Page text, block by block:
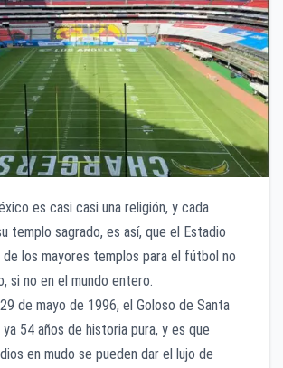
es casi casi una religión, y cada
templo sagrado, es así, que el Estadio
los mayores templos para el fútbol no
si no en el mundo entero.
de mayo de 1996, el Goloso de Santa
ya 54 años de historia pura, y es que
en mudo se pueden dar el lujo de